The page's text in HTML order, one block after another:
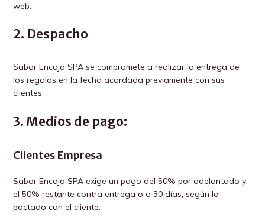
web.
2. Despacho
Sabor Encaja SPA se compromete a realizar la entrega de
los regalos en la fecha acordada previamente con sus
clientes.
3. Medios de pago:
Clientes Empresa
Sabor Encaja SPA exige un pago del 50% por adelantado y
el 50% restante contra entrega o a 30 días, según lo
pactado con el cliente.